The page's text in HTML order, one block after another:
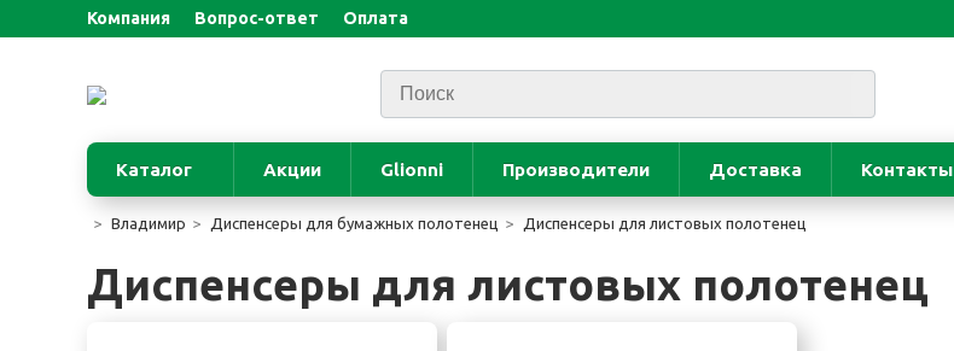
Компания Вопрос-ответ Оплата
Каталог Акции Glionni Производители Доставка Контакты
Владимир Диспенсеры для бумажных полотенец Диспенсеры для листовых полотенец
Диспенсеры для листовых полотенец